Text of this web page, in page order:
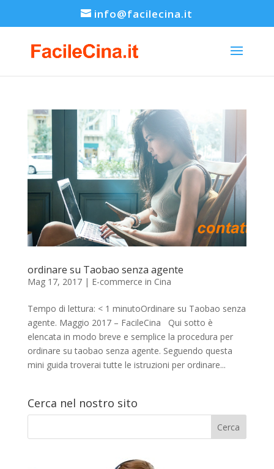
info@facilecina.it
ordinare su Taobao senza agente
Mag 17, 2017| E-commerce in Cina
Tempo di lettura: < 1 minutoOrdinare su Taobao senza
agente. Maggio 2017 – FacileCina Qui sotto è
elencata in modo breve e semplice la procedura per
ordinare su taobao senza agente. Seguendo questa
mini guida troverai tutte le istruzioni per ordinare...
Cerca nel nostro sito